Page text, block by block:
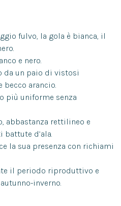
fulvo, la gola è bianca, il
e nero.
da un paio di vistosi
arancio.
più uniforme senza
abbastanza rettilineo e
d’ala.
la sua presenza con richiami
il periodo riproduttivo e
inverno.